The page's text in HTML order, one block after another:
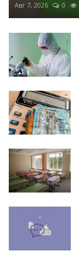
Авг 7, 2026 0